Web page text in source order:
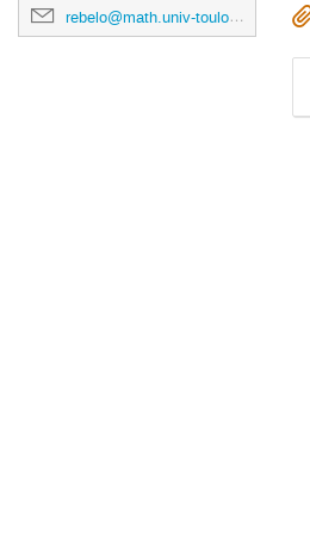
rebelo@math.univ-toulouse.fr